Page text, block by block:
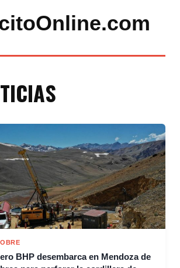
BHP desembarca en Mendoza de